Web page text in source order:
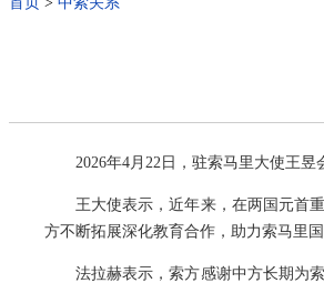
2026年4月22日，驻索马里大使王
王大使表示，近年来，在两国元首
方不断拓展深化教育合作，助力索马里
法拉赫表示，索方感谢中方长期 为